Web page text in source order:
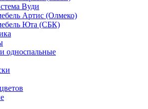
Вуди
Артис (Олмеко)
Юта (СБК)
односпальные